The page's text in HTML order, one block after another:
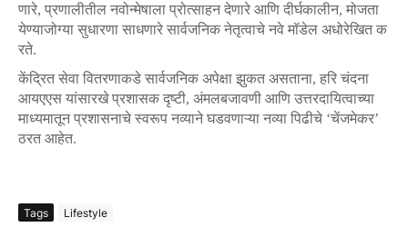
णारे, प्रणालीतील नवोन्मेषाला प्रोत्साहन देणारे आणि दीर्घकालीन, मोजता
येण्याजोग्या सुधारणा साधणारे सार्वजनिक नेतृत्वाचे नवे मॉडेल अधोरेखित क
रते.
केंद्रित सेवा वितरणाकडे सार्वजनिक अपेक्षा झुकत असताना, हरि चंदना
आयएएस यांसारखे प्रशासक दृष्टी, अंमलबजावणी आणि उत्तरदायित्वाच्या
माध्यमातून प्रशासनाचे स्वरूप नव्याने घडवणाऱ्या नव्या पिढीचे ‘चेंजमेकर’
ठरत आहेत.
Tags Lifestyle